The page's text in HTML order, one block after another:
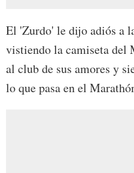
El 'Zurdo' le dijo adiós a
vistiendo la camiseta del
al club de sus amores y
lo que pasa en el